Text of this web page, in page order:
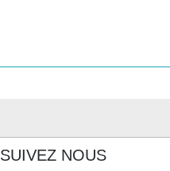
SUIVEZ NOUS